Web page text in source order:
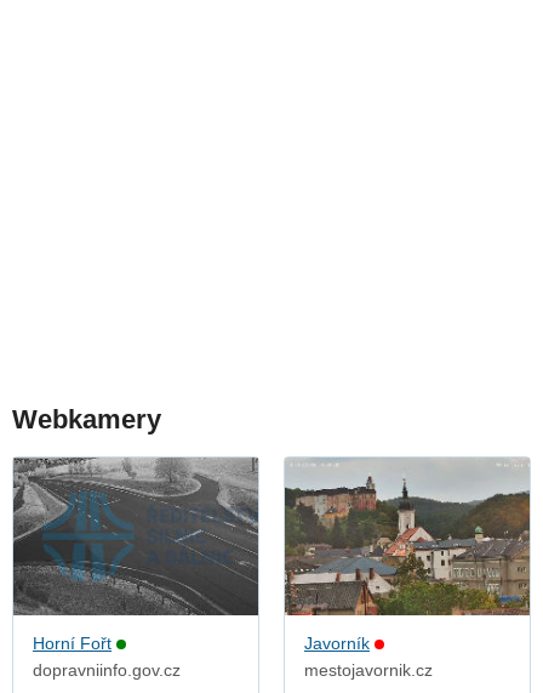
Webkamery
Horní Fořt
dopravniinfo.gov.cz
Javorník
mestojavornik.cz